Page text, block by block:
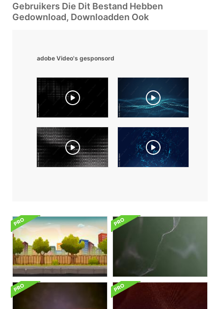
Gebruikers Die Dit Bestand Hebben
Gedownload, Downloadden Ook
adobe Video's gesponsord